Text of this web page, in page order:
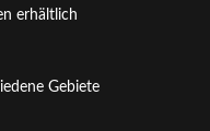
erhältlich
Gebiete